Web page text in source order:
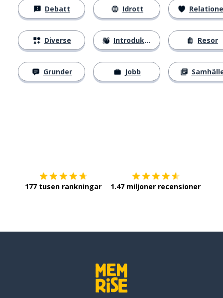
Debatt
Diverse
Grunder
Idrott
Introduktion
Jobb
Resor
177 tusen rankningar 1.47 miljoner recensioner